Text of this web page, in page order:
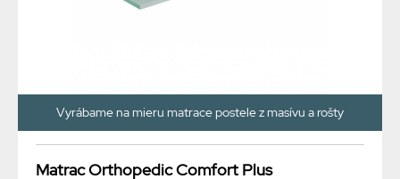
Vyrábame na mieru matrace postele z masívu a rošty
Matrac Orthopedic Comfort Plus